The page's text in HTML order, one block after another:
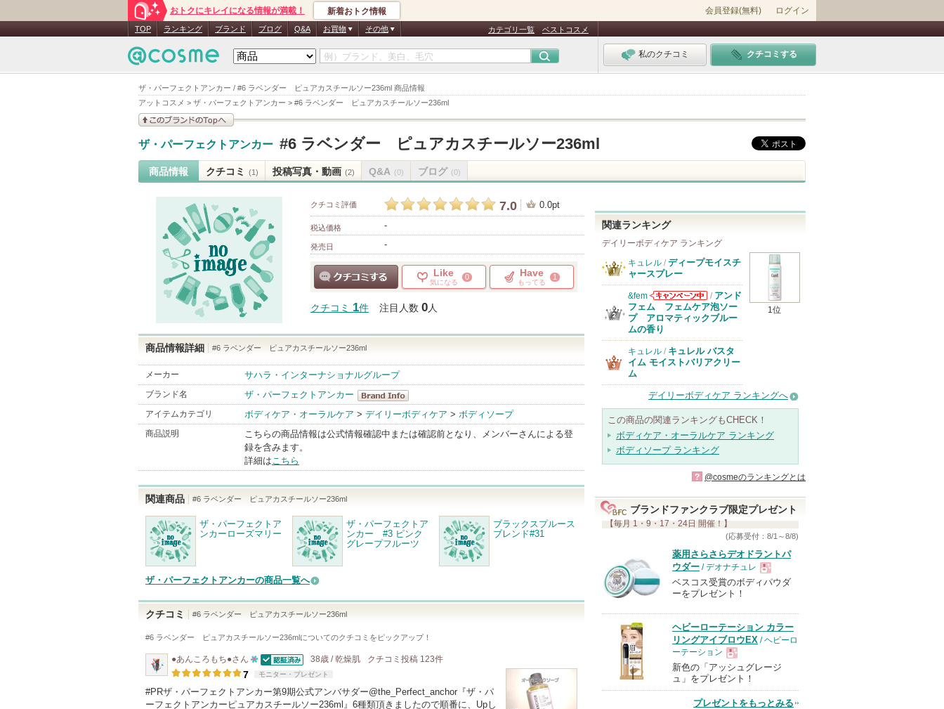
ザ・パーフェクトアンカー / #6 ラベンダー ピュアカスチールソー236ml 商品情報
アットコスメ > ザ・パーフェクトアンカー > #6 ラベンダー ピュアカスチールソー236ml
おトクにキレイになる情報が満載！ 新着おトク情報 会員登録(無料) ログイン
TOP ランキング ブランド ブログ Q&A お買物 その他 カテゴリ一覧 ベストコスメ
私のクチコミ クチコミする
見る
ザ・パーフェクトアンカー #6 ラベンダー ピュアカスチールソー236ml
商品情報 クチコミ (1) 投稿写真・動画 (2) Q&A (0) ブログ (0)
クチコミ評価 7.0 0.0pt
税込価格 -
発売日 -
Like
気になる
0 Have
もってる
1
クチコミ 1件 注目人数 0人
商品情報詳細 #6 ラベンダー ピュアカスチールソー236ml
メーカー サハラ・インターナショナルグループ
ブランド名
ザ・パーフェクトアンカー
ザ・パーフェ
クトアンカー
アイテムカテゴリ ボディケア・オーラルケア > デイリーボディケア > ボディソープ
商品説明
こちらの商品情報は公式情報確認中または確認前となり、メンバーさんによる登
録を含みます。
詳細はこちら
関連商品 #6 ラベンダー ピュアカスチールソー236ml
ザ・パーフェクトア
ンカーローズマリー
ザ・パーフェクトア
ンカー #3 ピンク
グレープフルーツ
ブラックスプルース
ブレンド#31
ザ・パーフェクトアンカーの商品一覧へ
クチコミ #6 ラベンダー ピュアカスチールソー236ml
#6 ラベンダー ピュアカスチールソー236mlについてのクチコミをピックアップ！
●あんころもち●さん
10
人
以
認証済
38歳 / 乾燥肌 クチコミ投稿 123件
7 モニター・プレゼント
#PRザ・パーフェクトアンカー第9期公式アンバサダー@the_Perfect_anchor『ザ・パ
ーフェクトアンカーピュアカスチールソー236ml』6種類頂きましたので順番に、Upし
関連ランキング
デイリーボディケア ランキング
1位
キュレル / ディープモイスチ
ャースプレー
&fem
&femからのお
知らせがありま
す
/ アンド
フェム フェムケア泡ソー
プ アロマティックブルー
ムの香り
キュレル / キュレル バスタ
イム モイストバリアクリー
ム
デイリーボディケア ランキングへ
この商品の関連ランキングもCHECK！
ボディケア・オーラルケア ランキング
ボディソープ ランキング
? @cosmeのランキングとは
ブランドファンクラブ限定プレゼント
【毎月 1・9・17・24日 開催！】
(応募受付：8/1～8/8)
薬用さらさらデオドラントパ
ウダー / デオナチュレ
現
品
ベスコス受賞のボディパウダ
ーをプレゼント！
ヘビーローテーション カラー
リングアイブロウEX / ヘビーロ
ーテーション
現
新色の「アッシュグレージ
ュ」をプレゼント！
プレゼントをもっとみる